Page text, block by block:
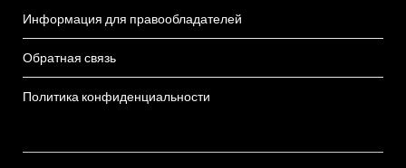
Информация для правообладателей
Обратная связь
Политика конфиденциальности